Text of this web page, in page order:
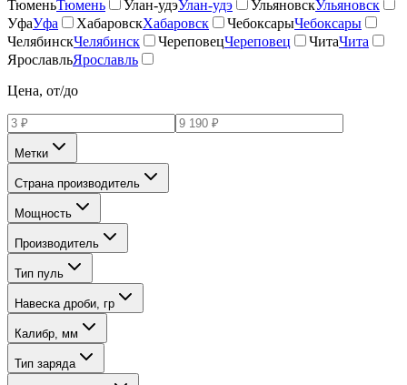
ТюменьТюмень Улан-удэУлан-удэ УльяновскУльяновск
УфаУфа ХабаровскХабаровск ЧебоксарыЧебоксары
ЧелябинскЧелябинск ЧереповецЧереповец ЧитаЧита
ЯрославльЯрославль
Цена, от/до
Метки
Страна производитель
Мощность
Производитель
Тип пуль
Навеска дроби, гр
Калибр, мм
Тип заряда